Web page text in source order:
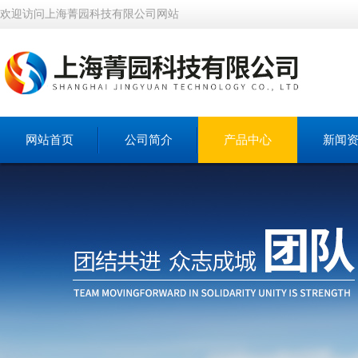
欢迎访问上海菁园科技有限公司网站
网站首页 公司简介 产品中心 新闻